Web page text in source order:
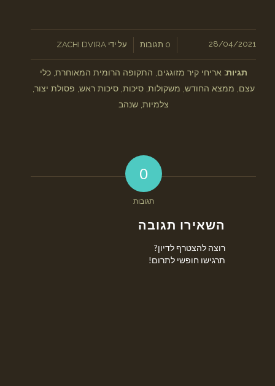
28/04/2021
/ 0 תגובות על ידי ZACHI DVIRA
תגיות: אריחי קיר מזוגגים התקופה הרומית המאוחרת ,כלי
עצם ממצא החודש משקולות ,סיכות ,סיכות ראש פסולת יצור
צלמיות ,שנהב
0
תגובות
השאירו תגובה
רוצה להצטרף לדיון?
תרגישו חופשי לתרום!